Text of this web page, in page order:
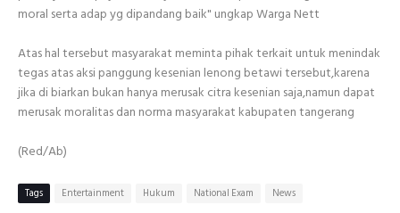
moral serta adap yg dipandang baik" ungkap Warga Nett
Atas hal tersebut masyarakat meminta pihak terkait untuk menindak
tegas atas aksi panggung kesenian lenong betawi tersebut,karena
jika di biarkan bukan hanya merusak citra kesenian saja,namun dapat
merusak moralitas dan norma masyarakat kabupaten tangerang
(Red/Ab)
Tags Entertainment Hukum National Exam News